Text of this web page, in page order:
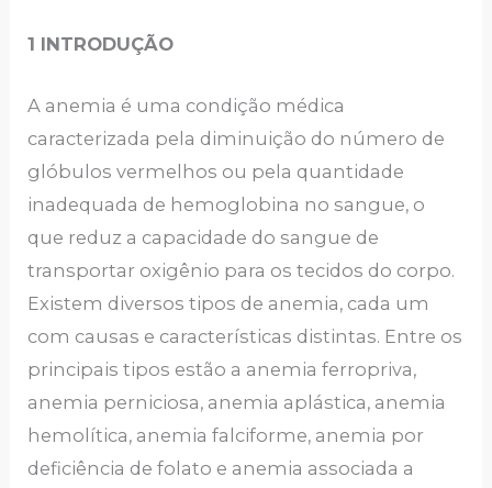
1 INTRODUÇÃO
A anemia é uma condição médica
caracterizada pela diminuição do número de
glóbulos vermelhos ou pela quantidade
inadequada de hemoglobina no sangue, o
que reduz a capacidade do sangue de
transportar oxigênio para os tecidos do corpo.
Existem diversos tipos de anemia, cada um
com causas e características distintas. Entre os
principais tipos estão a anemia ferropriva,
anemia perniciosa, anemia aplástica, anemia
hemolítica, anemia falciforme, anemia por
deficiência de folato e anemia associada a